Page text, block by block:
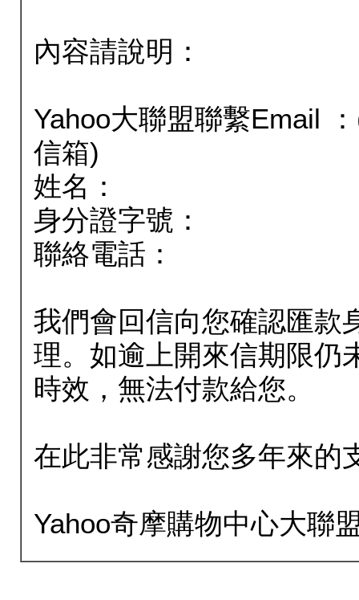
內容請說明：
Yahoo大聯盟聯繫Email
信箱)
姓名：
身分證字號：
聯絡電話：
我們會回信向您確認匯款
理。如逾上開來信期限仍
時效，無法付款給您。
在此非常感謝您多年來的
Yahoo奇摩購物中心大